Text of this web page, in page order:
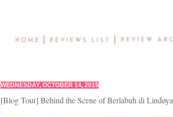
WEDNESDAY, OCTOBER 14, 2015
[Blog Tour] Behind the Scene of Berlabuh di Lindøya
.